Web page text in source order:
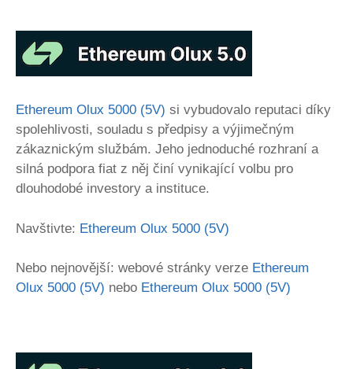
Ethereum Olux 5000 (5V) si vybudovalo reputaci díky
spolehlivosti, souladu s předpisy a výjimečným
zákaznickým službám. Jeho jednoduché rozhraní a
silná podpora fiat z něj činí vynikající volbu pro
dlouhodobé investory a instituce.
Navštivte: Ethereum Olux 5000 (5V)
Nebo nejnovější: webové stránky verze Ethereum
Olux 5000 (5V) nebo Ethereum Olux 5000 (5V)